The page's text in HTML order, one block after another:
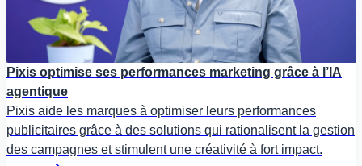
Pixis optimise ses performances marketing grâce à l’IA
agentique
Pixis aide les marques à optimiser leurs performances
publicitaires grâce à des solutions qui rationalisent la gestion
des campagnes et stimulent une créativité à fort impact.